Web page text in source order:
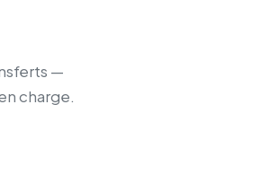
—
charge.